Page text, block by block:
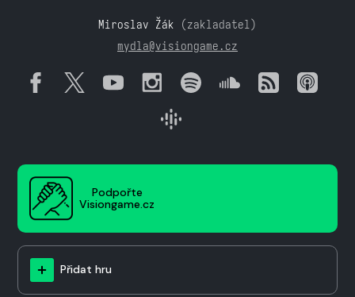
Miroslav Žák (zakladatel)
mydla@visiongame.cz
Podpořte
Visiongame.cz
Přidat hru